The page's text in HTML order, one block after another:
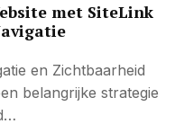
met SiteLink
en Zichtbaarheid
belangrijke strategie